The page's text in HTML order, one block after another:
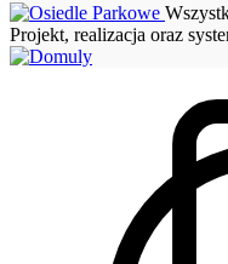
Projekt, realizacja oraz